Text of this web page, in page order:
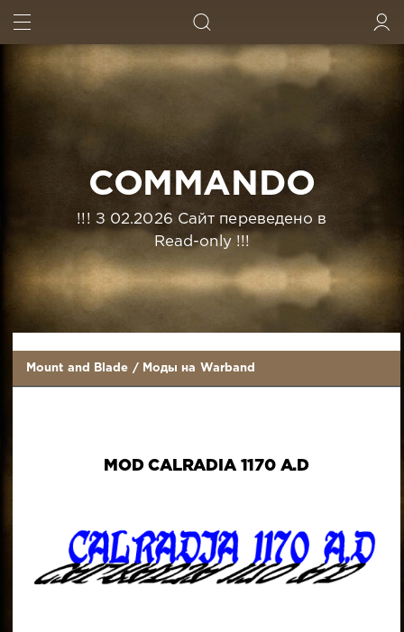
COMMANDO
!!! З 02.2026 Сайт переведено в
Read-only !!!
Mount and Blade / Моды на Warband
MOD CALRADIA 1170 A.D